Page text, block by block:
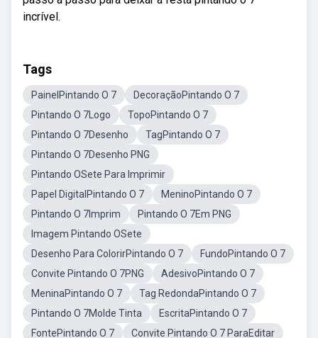
incrível.
Tags
PainelPintando O 7
DecoraçãoPintando O 7
Pintando O 7Logo
TopoPintando O 7
Pintando O 7Desenho
TagPintando O 7
Pintando O 7Desenho PNG
Pintando OSete Para Imprimir
Papel DigitalPintando O 7
MeninoPintando O 7
Pintando O 7Imprim
Pintando O 7Em PNG
Imagem Pintando OSete
Desenho Para ColorirPintando O 7
FundoPintando O 7
Convite Pintando O 7PNG
AdesivoPintando O 7
MeninaPintando O 7
Tag RedondaPintando O 7
Pintando O 7Molde Tinta
EscritaPintando O 7
FontePintando O 7
Convite Pintando O 7 ParaEditar